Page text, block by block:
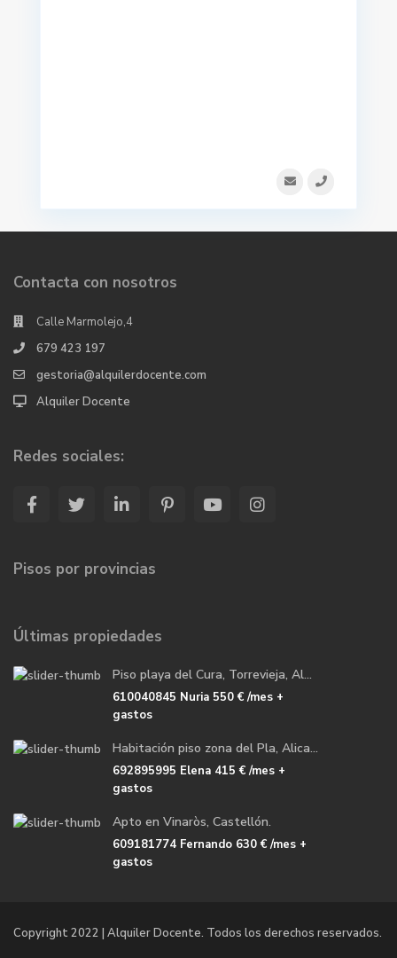
Contacta con nosotros
Calle Marmolejo,4
679 423 197
gestoria@alquilerdocente.com
Alquiler Docente
Redes sociales:
Pisos por provincias
Últimas propiedades
Piso playa del Cura, Torrevieja, Al...
610040845 Nuria 550 €/mes +
gastos
Habitación piso zona del Pla, Alica...
692895995 Elena 415 €/mes +
gastos
Apto en Vinaròs, Castellón.
609181774 Fernando 630 €/mes +
gastos
Copyright 2022 | Alquiler Docente. Todos los derechos reservados.